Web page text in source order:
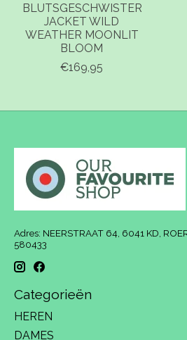
BLUTSGESCHWISTER
JACKET WILD
WEATHER MOONLIT
BLOOM
€169,95
Adres: NEERSTRAAT 64, 6041 KD,
580433
Categorieën
HEREN
DAMES